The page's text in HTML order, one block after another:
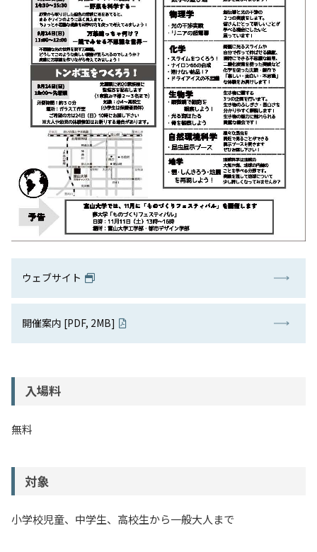
ウェブサイト
開催案内 [PDF, 2MB]
入場料
無料
対象
小学校児童、中学生、高校生から一般大人まで